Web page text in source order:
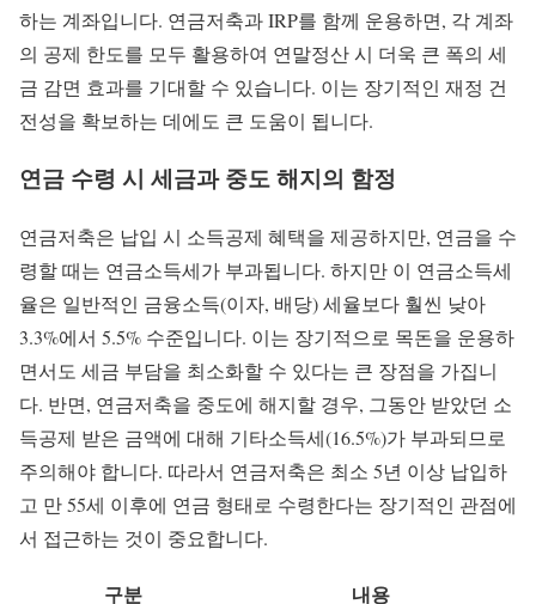
하는 계좌입니다. 연금저축과 IRP를 함께 운용하면, 각 계좌
의 공제 한도를 모두 활용하여 연말정산 시 더욱 큰 폭의 세
금 감면 효과를 기대할 수 있습니다. 이는 장기적인 재정 건
전성을 확보하는 데에도 큰 도움이 됩니다.
연금 수령 시 세금과 중도 해지의 함정
연금저축은 납입 시 소득공제 혜택을 제공하지만, 연금을 수
령할 때는 연금소득세가 부과됩니다. 하지만 이 연금소득세
율은 일반적인 금융소득(이자, 배당) 세율보다 훨씬 낮아
3.3%에서 5.5% 수준입니다. 이는 장기적으로 목돈을 운용하
면서도 세금 부담을 최소화할 수 있다는 큰 장점을 가집니
다. 반면, 연금저축을 중도에 해지할 경우, 그동안 받았던 소
득공제 받은 금액에 대해 기타소득세(16.5%)가 부과되므로
주의해야 합니다. 따라서 연금저축은 최소 5년 이상 납입하
고 만 55세 이후에 연금 형태로 수령한다는 장기적인 관점에
서 접근하는 것이 중요합니다.
구분 내용